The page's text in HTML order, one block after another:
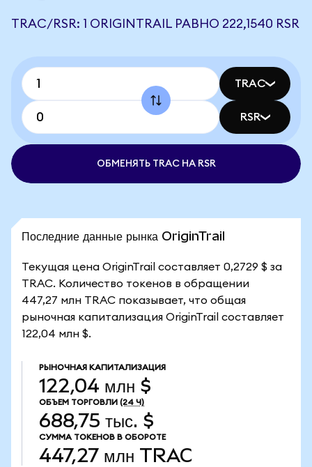
TRAC/RSR: 1 ORIGINTRAIL РАВНО 222,1540 RSR
TRAC
RSR
ОБМЕНЯТЬ TRAC НА RSR
Последние данные рынка OriginTrail
Текущая цена OriginTrail составляет 0,2729 $ за
TRAC. Количество токенов в обращении
447,27 млн TRAC показывает, что общая
рыночная капитализация OriginTrail составляет
122,04 млн $.
РЫНОЧНАЯ КАПИТАЛИЗАЦИЯ
122,04 млн $
ОБЪЕМ ТОРГОВЛИ (24 Ч)
688,75 тыс. $
СУММА ТОКЕНОВ В ОБОРОТЕ
447,27 млн TRAC